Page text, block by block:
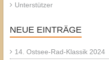
Unterstützer
NEUE EINTRÄGE
14. Ostsee-Rad-Klassik 2024